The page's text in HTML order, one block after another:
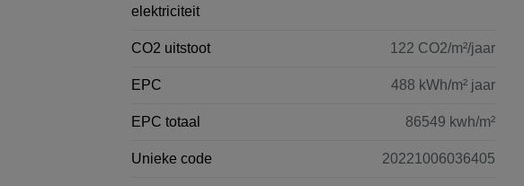
elektriciteit
CO2 uitstoot 122 CO2/m²/jaar
EPC 488 kWh/m² jaar
EPC totaal 86549 kwh/m²
Unieke code 20221006036405